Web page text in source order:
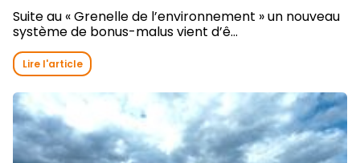
Suite au « Grenelle de l’environnement » un nouveau
système de bonus-malus vient d’ê...
Lire l'article